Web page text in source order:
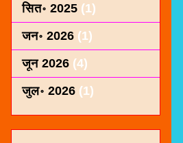
सित॰ 2025 (1)
जन॰ 2026 (1)
जून 2026 (4)
जुल॰ 2026 (1)